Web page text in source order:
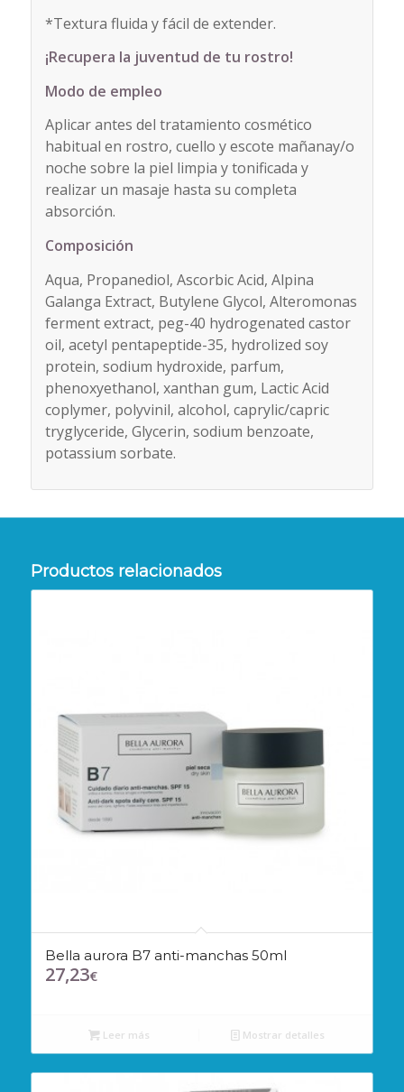
*Textura fluida y fácil de extender.
¡Recupera la juventud de tu rostro!
Modo de empleo
Aplicar antes del tratamiento cosmético
habitual en rostro, cuello y escote mañanay/o
noche sobre la piel limpia y tonificada y
realizar un masaje hasta su completa
absorción.
Composición
Aqua, Propanediol, Ascorbic Acid, Alpina
Galanga Extract, Butylene Glycol, Alteromonas
ferment extract, peg-40 hydrogenated castor
oil, acetyl pentapeptide-35, hydrolized soy
protein, sodium hydroxide, parfum,
phenoxyethanol, xanthan gum, Lactic Acid
coplymer, polyvinil, alcohol, caprylic/capric
tryglyceride, Glycerin, sodium benzoate,
potassium sorbate.
Productos relacionados
Bella aurora B7 anti-manchas 50ml
27,23€
Leer más Mostrar detalles